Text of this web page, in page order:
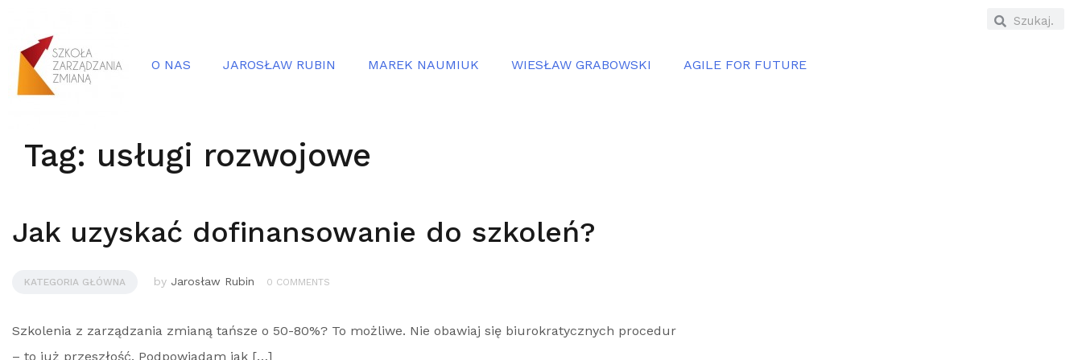
O NAS JAROSŁAW RUBIN MAREK NAUMIUK WIESŁAW GRABOWSKI AGILE FOR FUTURE
Tag: usługi rozwojowe
Jak uzyskać dofinansowanie do szkoleń?
KATEGORIA GŁÓWNA by Jarosław Rubin 0 COMMENTS
Szkolenia z zarządzania zmianą tańsze o 50-80%? To możliwe. Nie obawiaj się biurokratycznych procedur
– to już przeszłość. Podpowiadam jak […]